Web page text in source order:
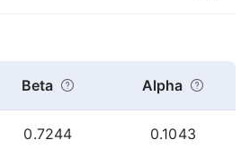
Beta Alpha
0.7244 0.1043